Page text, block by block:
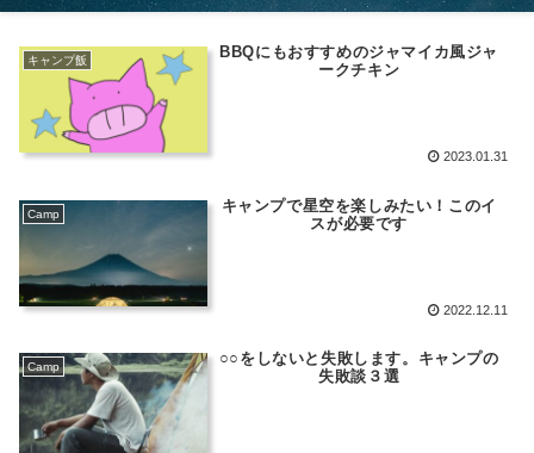
キャンプ飯
BBQにもおすすめのジャマイカ風ジャ
ークチキン
2023.01.31
Camp
キャンプで星空を楽しみたい！このイ
スが必要です
2022.12.11
Camp
○○をしないと失敗します。キャンプの
失敗談３選